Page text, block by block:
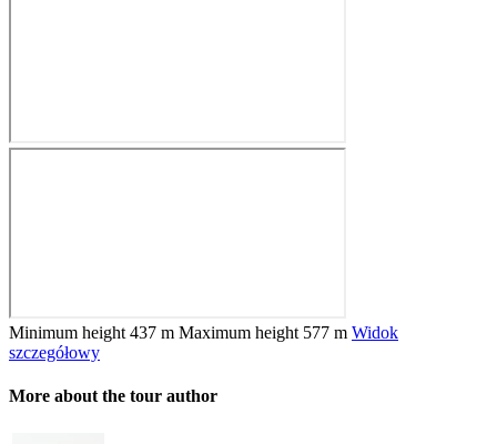
Minimum height 437 m Maximum height 577 m Widok
szczegółowy
More about the tour author